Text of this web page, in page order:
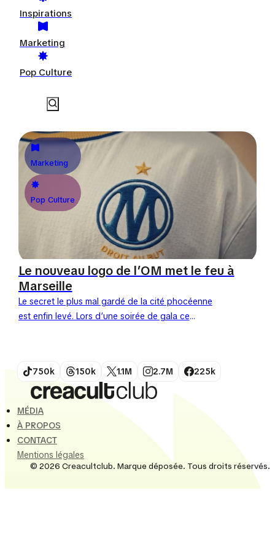
Inspirations
Marketing
Pop Culture
Marketing
Pop Culture
Le nouveau logo de l’OM met le feu à
Marseille
Le secret le plus mal gardé de la cité phocéenne
est enfin levé. Lors d’une soirée de gala ce
750k 150k 1.1M 2.7M 225k
MÉDIA
À PROPOS
CONTACT
Mentions légales
© 2026 Creacultclub. Marque déposée. Tous droits réservés.